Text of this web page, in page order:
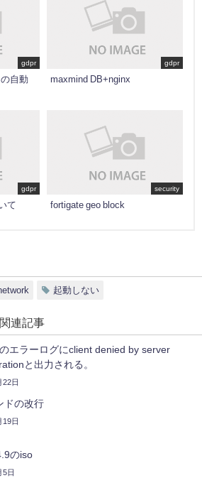
gdpr
自動
gdpr
maxmind DB+nginx
gdpr
て
security
fortigate geo block
起動しない
連記事
エラーログにclient denied by server
と出力される。
22日
ドの改行
19日
のiso
5日